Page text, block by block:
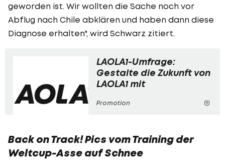
geworden ist. Wir wollten die Sache noch vor
Abflug nach Chile abklären und haben dann diese
Diagnose erhalten", wird Schwarz zitiert.
LAOLA1-Umfrage:
Gestalte die Zukunft von
LAOLA1 mit
Promotion
Back on Track! Pics vom Training der
Weltcup-Asse auf Schnee